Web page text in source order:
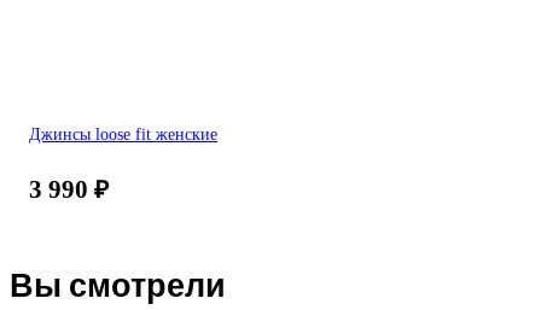
Джинсы loose fit женские
3 990 ₽
Вы смотрели